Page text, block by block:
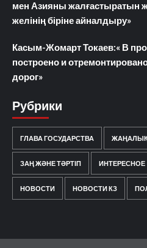
мен Азияны жалғастыратын
желінің біріне айналдыру»
Касым-Жомарт Токаев:« В
построено и
дорог»
Рубрики
ГЛАВА ГОСУДАРСТВА
ЗАҢ ЖӘНЕ ТӘРТІП ИНТЕРЕСНОЕ
НОВОСТИ НОВОСТИ КЗ